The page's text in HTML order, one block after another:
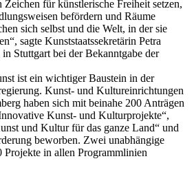
für künstlerische Freiheit setzen,
befördern und Räume
sich selbst und die Welt, in der sie
sagte Kunststaatssekretärin Petra
Stuttgart bei der Bekanntgabe der
ist ein wichtiger Baustein in der
Kunst- und Kultureinrichtungen
haben sich mit beinahe 200 Anträgen
Kunst- und Kulturprojekte“,
und Kultur für das ganze Land“ und
beworben. Zwei unabhängige
Projekte in allen Programmlinien